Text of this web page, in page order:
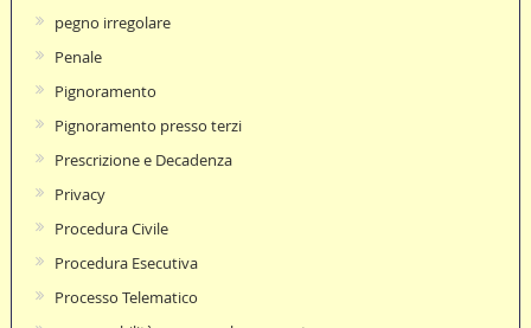
pegno irregolare
Penale
Pignoramento
Pignoramento presso terzi
Prescrizione e Decadenza
Privacy
Procedura Civile
Procedura Esecutiva
Processo Telematico